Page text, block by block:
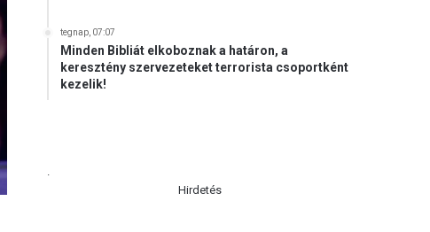
tegnap, 07:07
Minden Bibliát elkoboznak a határon, a
keresztény szervezeteket terrorista csoportként
kezelik!
.
Hirdetés